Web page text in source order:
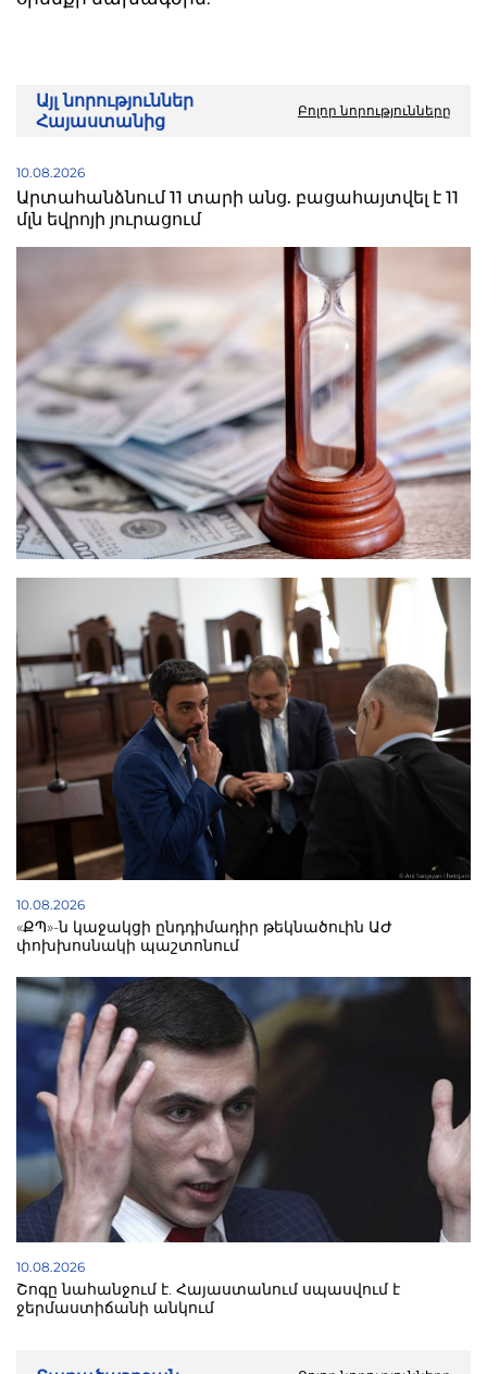
Այլ նորություններ
Հայաստանից
Բոլոր նորությունները
10.08.2026
Արտահանձնում 11 տարի անց. բացահայտվել է 11
մլն եվրոյի յուրացում
10.08.2026
«ՔՊ»-ն կաջակցի ընդդիմադիր թեկնածուին ԱԺ
փոխխոսնակի պաշտոնում
10.08.2026
Շոգը նահանջում է. Հայաստանում սպասվում է
ջերմաստիճանի անկում